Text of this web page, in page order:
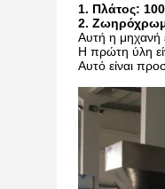
1. Πλάτος:
2.
Αυτή η μηχανή
Η πρώτη ύλη
Αυτό είναι